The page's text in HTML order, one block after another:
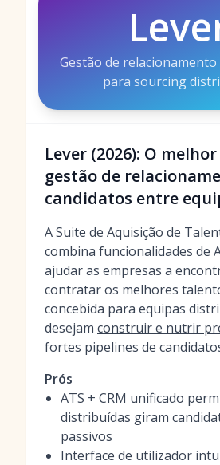
Gestão de
para sourcing
Lever (2026): O
gestão de
candidatos entre
A Suite de Aquisição de
combina funcionalidades de
ajudar as empresas a
contratar os melhores
concebida para equipas
desejam construir e nutrir
fortes pipelines de
Prós
ATS + CRM unificado
distribuídas giram
passivos
Interface de utilizador